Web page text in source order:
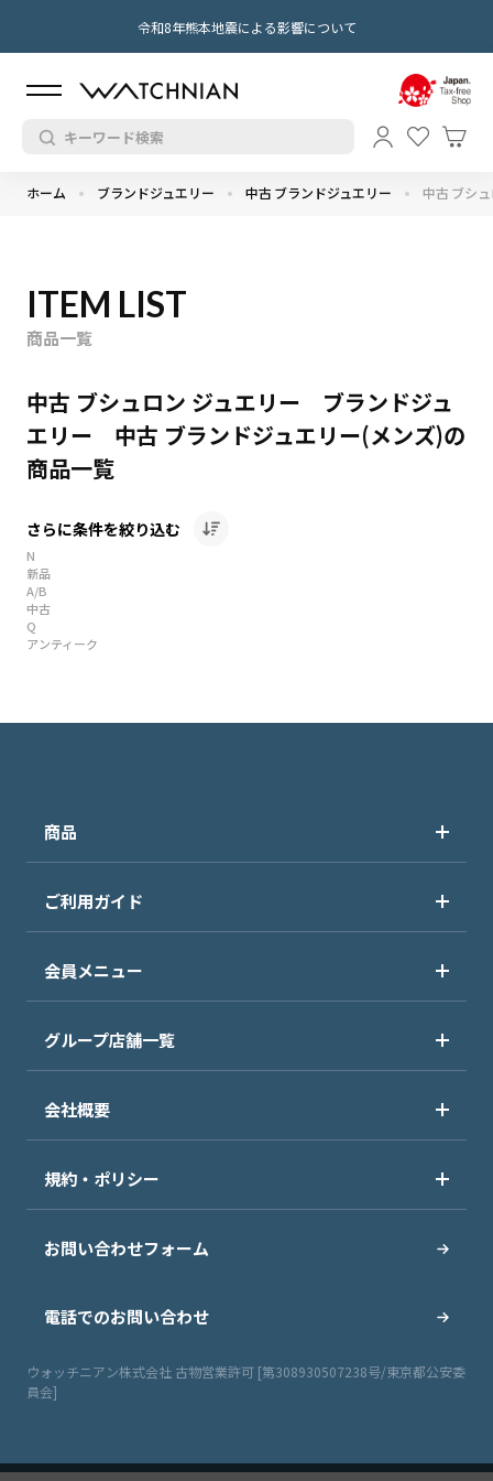
令和8年熊本地震による影響について
ホーム ブランドジュエリー 中古 ブランドジュエリー 中古 ブシ
ITEM LIST
商品一覧
中古 ブシュロン ジュエリー ブランドジュ
エリー 中古 ブランドジュエリー(メンズ)の
商品一覧
さらに条件を絞り込む
N
新品
A/B
中古
Q
アンティーク
商品
ご利用ガイド
会員メニュー
グループ店舗一覧
会社概要
規約・ポリシー
お問い合わせフォーム
電話でのお問い合わせ
ウォッチニアン株式会社 古物営業許可 [第308930507238号/東京都公安委
員会]